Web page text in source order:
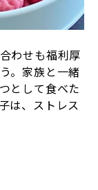
わせも福利厚
。家族と一緒
として食べた
は、ストレス